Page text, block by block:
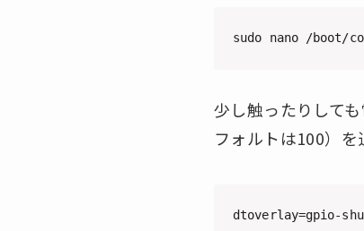
sudo nano /boot/
少し触ったりして
フォルトは100）を
dtoverlay=gpio-